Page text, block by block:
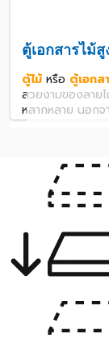
ตู้เอกสารไม้
ตู้ไม้ หรือ ตู้เอกส
สวยงามของลาย
หลากหลาย นอกจ
เก็บของต่างๆ แล
สามารถเป็น ตู้โ
ต่างๆ ตามควา
เนื่องด้วยตู้เอก
ภายในบ้าน ไม่ว่
สร้างบรรยากาศ
ตู้โชว์ ผสาน
ความสวยงา
การเลือก ตู้ไม้
ทนทาน เพื่อให้ส
ยาวนาน และจะ